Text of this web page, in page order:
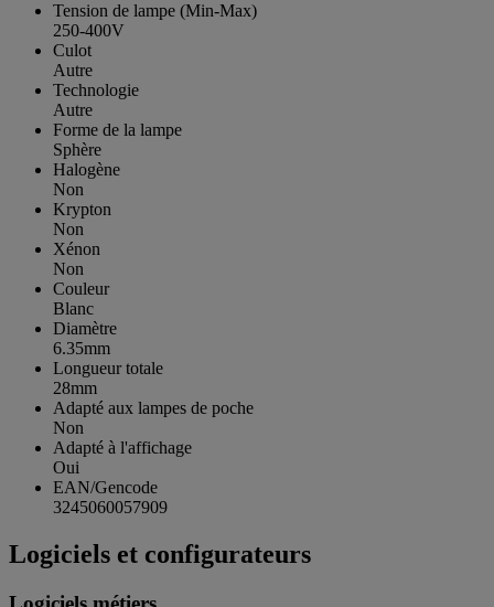
Tension de lampe (Min-Max)
250-400V
Culot
Autre
Technologie
Autre
Forme de la lampe
Sphère
Halogène
Non
Krypton
Non
Xénon
Non
Couleur
Blanc
Diamètre
6.35mm
Longueur totale
28mm
Adapté aux lampes de poche
Non
Adapté à l'affichage
Oui
EAN/Gencode
3245060057909
Logiciels et configurateurs